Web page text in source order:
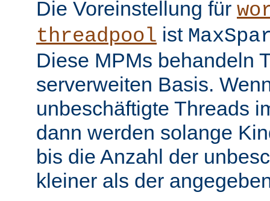
Die Voreinstellung für
threadpool ist
Diese MPMs behandeln
serverweiten Basis.
unbeschäftigte Threads
dann werden solange
bis die Anzahl der
kleiner als der